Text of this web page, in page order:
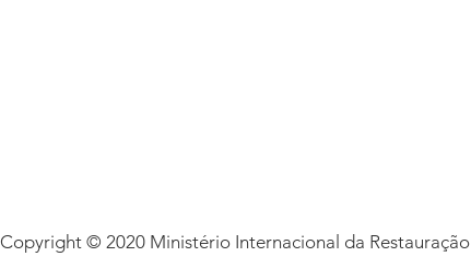
Copyright © 2020 Ministério Internacional da Restauração